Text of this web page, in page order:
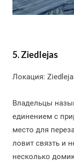
5. Ziedlejas
Локация:
Владельцы
единением с
место для
ловит связть и
несколько